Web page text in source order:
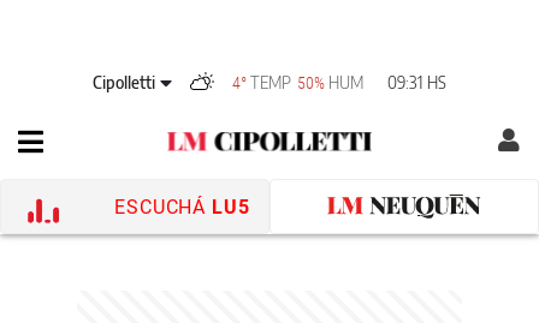
Cipolletti 4°TEMP 50% HUM 09:31 HS
ESCUCHÁ LU5